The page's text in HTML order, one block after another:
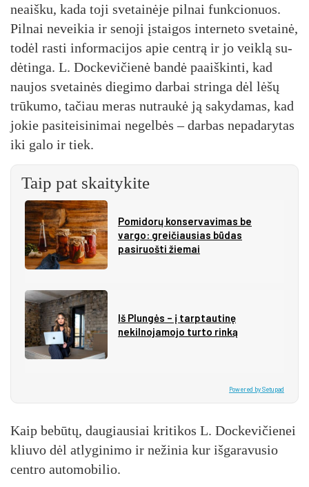
neaiš­ku, ka­da to­ji sve­tai­nė­je pil­nai funk­cio­nuos.
Pil­nai ne­vei­kia ir se­no­ji įstai­gos in­ter­ne­to sve­tai­nė,
to­dėl ras­ti in­for­ma­ci­jos apie cent­rą ir jo veik­lą su­
dė­tin­ga. L. Doc­ke­vi­čie­nė ban­dė paaiš­kin­ti, kad
nau­jos sve­tai­nės die­gi­mo dar­bai strin­ga dėl lė­šų
trū­ku­mo, ta­čiau me­ras nu­trau­kė ją sa­ky­da­mas, kad
jo­kie pa­si­tei­si­ni­mai ne­gel­bės – dar­bas ne­pa­da­ry­tas
iki ga­lo ir tiek.
Taip pat skaitykite
Pomidorų konservavimas be
vargo: greičiausias būdas
pasiruošti žiemai
Iš Plungės – į tarptautinę
nekilnojamojo turto rinką
Powered by Setupad
Kaip be­bū­tų, dau­giau­siai kri­ti­kos L. Doc­ke­vi­čie­nei
kliu­vo dėl at­ly­gi­ni­mo ir ne­ži­nia kur iš­ga­ra­vu­sio
cent­ro au­to­mo­bi­lio.